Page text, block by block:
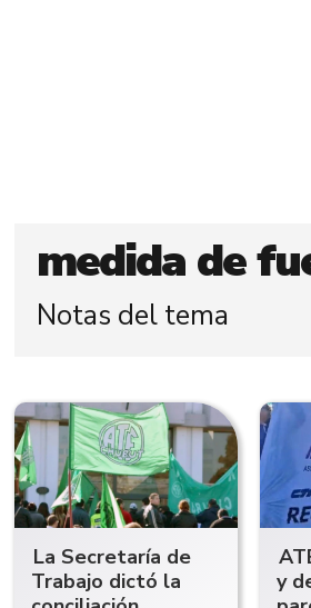
medida de
Notas del tema
La Secretaría de
Trabajo dictó la
y